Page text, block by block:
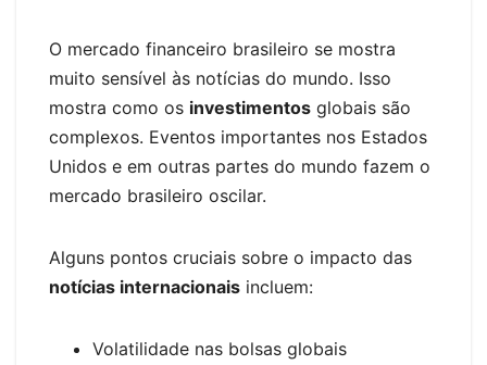
O mercado financeiro brasileiro se mostra
muito sensível às notícias do mundo. Isso
mostra como os investimentos globais são
complexos. Eventos importantes nos Estados
Unidos e em outras partes do mundo fazem o
mercado brasileiro oscilar.
Alguns pontos cruciais sobre o impacto das
notícias internacionais incluem:
Volatilidade nas bolsas globais